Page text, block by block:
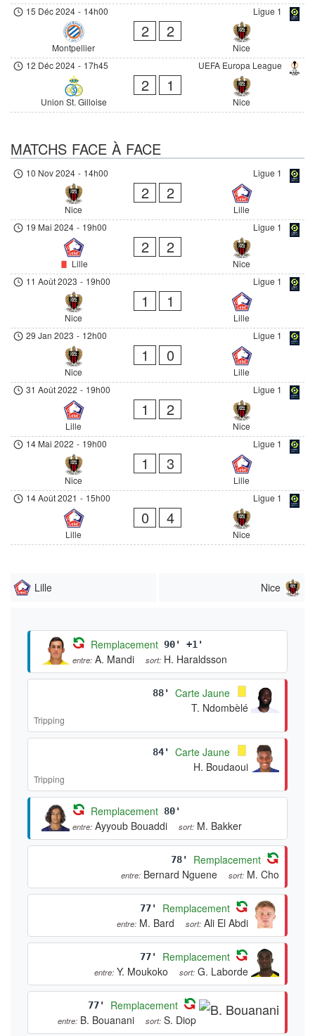
Ligue 1
15 Déc 2024 - 14h00
Montpellier
2 2
Nice
UEFA Europa League
12 Déc 2024 - 17h45
Union St. Gilloise
2 1
Nice
MATCHS FACE À FACE
Ligue 1
10 Nov 2024 - 14h00
Nice
2 2
Lille
Ligue 1
19 Mai 2024 - 19h00
Lille
2 2
Nice
Ligue 1
11 Août 2023 - 19h00
Nice
1 1
Lille
Ligue 1
29 Jan 2023 - 12h00
Nice
1 0
Lille
Ligue 1
31 Août 2022 - 19h00
Lille
1 2
Nice
Ligue 1
14 Mai 2022 - 19h00
Nice
1 3
Lille
Ligue 1
14 Août 2021 - 15h00
Lille
0 4
Nice
Lille Nice
Remplacement 90' +1'
entre: A. Mandi sort: H. Haraldsson
88'
Carte Jaune
T. Ndombèlé
Tripping
84'
Carte Jaune
H. Boudaoui
Tripping
Remplacement 80'
entre: Ayyoub Bouaddi sort: M. Bakker
78' Remplacement
entre: Bernard Nguene sort: M. Cho
77' Remplacement
entre: M. Bard sort: Ali El Abdi
77' Remplacement
entre: Y. Moukoko sort: G. Laborde
77' Remplacement
entre: B. Bouanani sort: S. Diop